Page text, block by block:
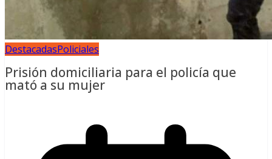
DestacadasPoliciales
Prisión domiciliaria para el policía que
mató a su mujer